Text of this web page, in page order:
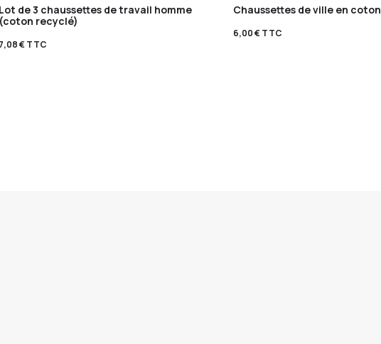
Lot de 3 chaussettes de travail homme
(coton recyclé)
7,08€TTC
Chaussettes de ville en coton
6,00€TTC